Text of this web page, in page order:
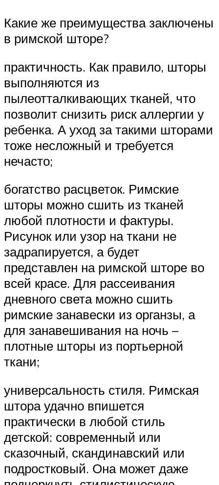
Какие же преимущества заключены
в римской шторе?
практичность. Как правило, шторы
выполняются из
пылеотталкивающих тканей, что
позволит снизить риск аллергии у
ребенка. А уход за такими шторами
тоже несложный и требуется
нечасто;
богатство расцветок. Римские
шторы можно сшить из тканей
любой плотности и фактуры.
Рисунок или узор на ткани не
задрапируется, а будет
представлен на римской шторе во
всей красе. Для рассеивания
дневного света можно сшить
римские занавески из органзы, а
для занавешивания на ночь –
плотные шторы из портьерной
ткани;
универсальность стиля. Римская
штора удачно впишется
практически в любой стиль
детской: современный или
сказочный, скандинавский или
подростковый. Она может даже